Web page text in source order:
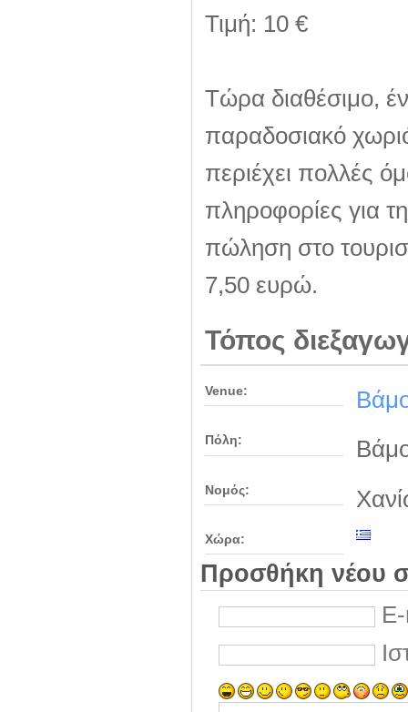
Τιμή: 10 €
Τώρα διαθέσιμο,
παραδοσιακό
περιέχει πολλές
πληροφορίες για
πώληση στο
7,50 ευρώ.
Τόπος
Venue:
Πόλη:
Νομός:
Χώρα:
Προσθήκη νέου